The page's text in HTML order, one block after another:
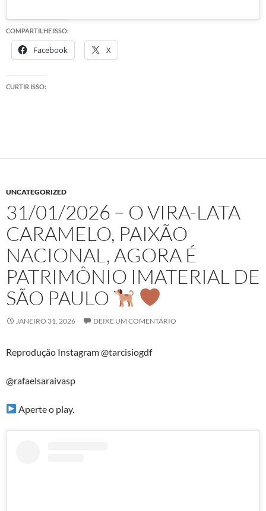
COMPARTILHE ISSO:
Facebook X
CURTIR ISSO:
UNCATEGORIZED
31/01/2026 – O VIRA-LATA
CARAMELO, PAIXÃO
NACIONAL, AGORA É
PATRIMÔNIO IMATERIAL DE
SÃO PAULO
JANEIRO 31, 2026 DEIXE UM COMENTÁRIO
Reprodução Instagram @tarcisiogdf
@rafaelsaraivasp
Aperte o play.